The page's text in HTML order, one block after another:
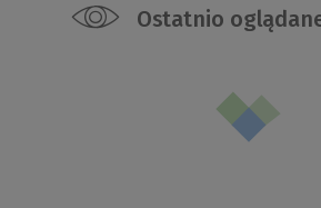
Ostatnio